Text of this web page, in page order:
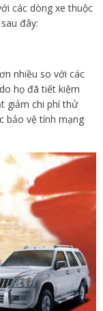
các dòng xe thuộc
đây:
nhiều so với các
họ đã tiết kiệm
giảm chi phí thử
bảo vệ tính mạng